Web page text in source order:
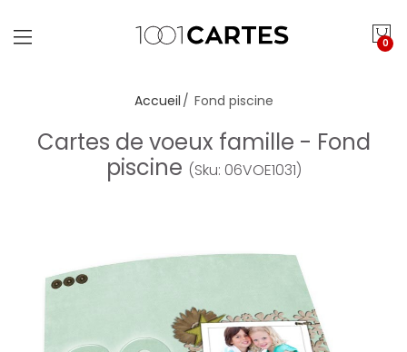
0
Accueil Fond piscine
Cartes de voeux famille - Fond
piscine (Sku: 06VOE1031)